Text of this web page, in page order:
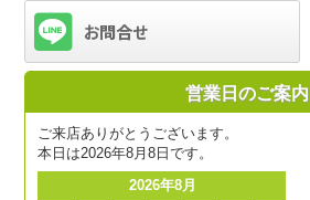
営業日のご案内
ご来店ありがとうございます。
本日は2026年8月8日です。
2026年8月